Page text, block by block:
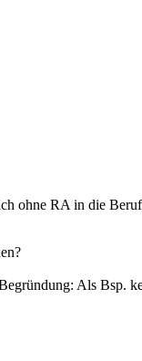
ohne RA in die
Als Bsp.